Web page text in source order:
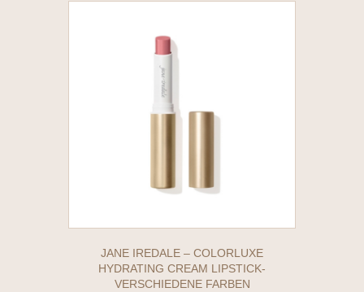
JANE IREDALE – COLORLUXE
HYDRATING CREAM LIPSTICK-
VERSCHIEDENE FARBEN